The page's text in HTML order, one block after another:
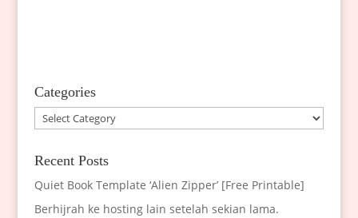
Categories
Categories
Recent Posts
Quiet Book Template ‘Alien Zipper’ [Free Printable]
Berhijrah ke hosting lain setelah sekian lama.